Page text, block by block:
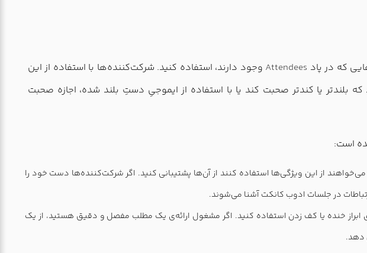
که در پاد Attendees وجود دارند، استفاده کنید. شرکت‌کننده‌ها با استفاده از این
بلندتر یا کندتر صحبت کند یا با استفاده از ایموجیِ دستِ بلند شده، اجازه صحبت
است:
از این ویژگی‌ها استفاده کنند از آن‌ها پشتیبانی کنید. اگر شرکت‌کننده‌ها دست خود را
در جلسات ادوب کانکت آشنا می‌شوند.
ابراز خنده یا کف زدن استفاده کنید. اگر مشغول ارائه‌ی یک مطلب مفصل و دقیق هستید، از یک
دهد.